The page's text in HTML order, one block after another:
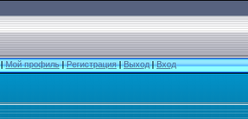
|Мой профиль|Регистрация|Выход|Вход